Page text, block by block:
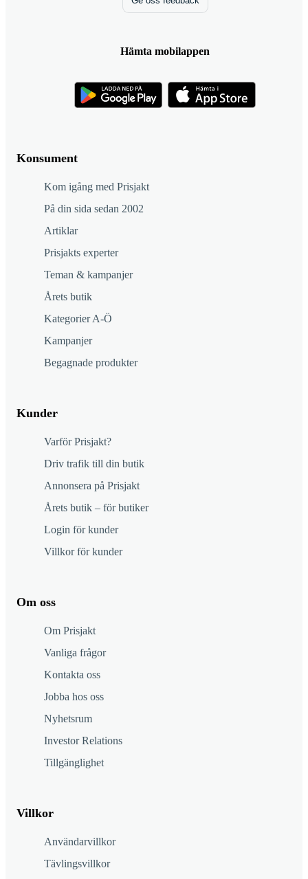
Konsument
Kom igång med Prisjakt
På din sida sedan 2002
Artiklar
Prisjakts experter
Teman & kampanjer
Årets butik
Kategorier A-Ö
Kampanjer
Begagnade produkter
Kunder
Varför Prisjakt?
Driv trafik till din butik
Annonsera på Prisjakt
Årets butik – för butiker
Login för kunder
Villkor för kunder
Om oss
Om Prisjakt
Vanliga frågor
Kontakta oss
Jobba hos oss
Nyhetsrum
Investor Relations
Tillgänglighet
Villkor
Användarvillkor
Tävlingsvillkor
Hämta mobilappen